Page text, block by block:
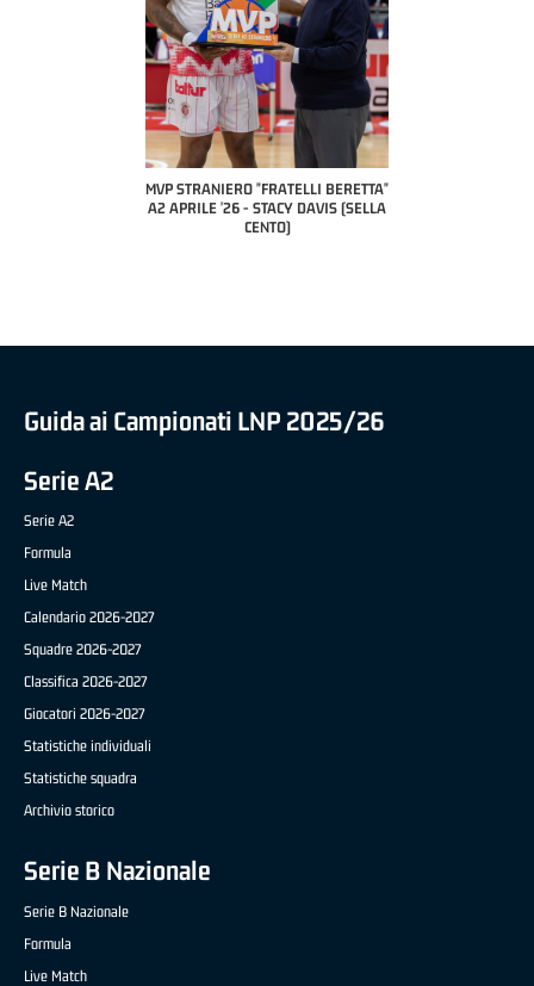
MVP "FRATELLI BERETTA" SAMUEL
DILAS B NAZIONALE APRILE '26 -
MARCO RESTELLI (TAV TREVIGLIO
Guida ai Campionati LNP 2025/26
Serie A2
Serie A2
Formula
Live Match
Calendario 2026-2027
Squadre 2026-2027
Classifica 2026-2027
Giocatori 2026-2027
Statistiche individuali
Statistiche squadra
Archivio storico
Serie B Nazionale
Serie B Nazionale
Formula
Live Match